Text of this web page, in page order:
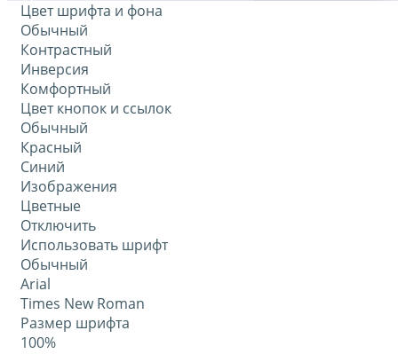
Цвет шрифта и фона
Обычный
Контрастный
Инверсия
Комфортный
Цвет кнопок и ссылок
Обычный
Красный
Синий
Изображения
Цветные
Отключить
Использовать шрифт
Обычный
Arial
Times New Roman
Размер шрифта
100%